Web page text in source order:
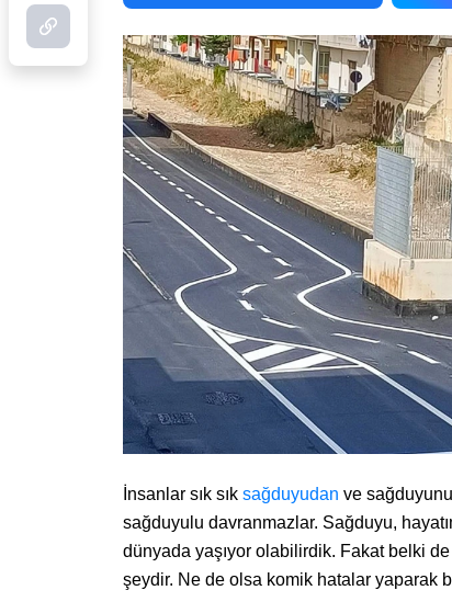
İnsanlar sık sık sağduyudan ve
sağduyulu davranmazlar. Sağduyu,
dünyada yaşıyor olabilirdik. Fakat belki
şeydir. Ne de olsa komik hatalar yaparak